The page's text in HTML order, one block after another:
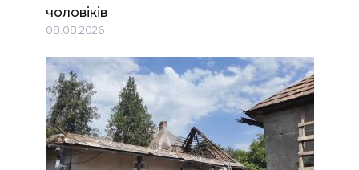
чоловіків
08.08.2026